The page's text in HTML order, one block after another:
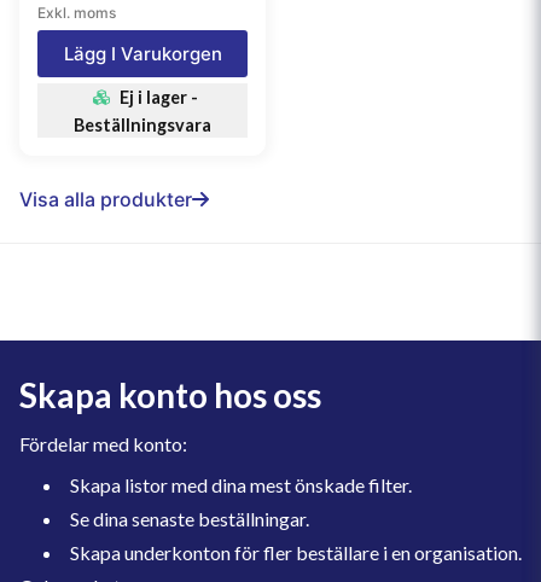
Exkl. moms
Lägg I Varukorgen
Ej i lager -
Beställningsvara
Visa alla produkter
Skapa konto hos oss
Fördelar med konto:
Skapa listor med dina mest önskade filter.
Se dina senaste beställningar.
Skapa underkonton för fler beställare i en organisation.